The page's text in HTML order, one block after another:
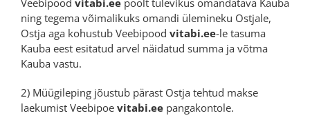
Veebipood vitabi.ee poolt tulevikus omandatava Kauba
ning tegema võimalikuks omandi ülemineku Ostjale,
Ostja aga kohustub Veebipood vitabi.ee-le tasuma
Kauba eest esitatud arvel näidatud summa ja võtma
Kauba vastu.
2) Müügileping jõustub pärast Ostja tehtud makse
laekumist Veebipoe vitabi.eepangakontole.